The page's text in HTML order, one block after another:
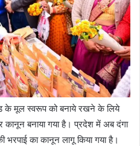
के मूल स्वरूप को बनाये रखने के लिये
कानून बनाया गया है। प्रदेश में अब दंगा
भरपाई का कानून लागू किया गया है।